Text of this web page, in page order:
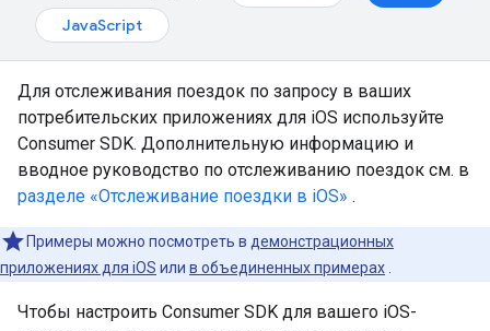
JavaScript
Для отслеживания поездок по запросу в ваших
потребительских приложениях для iOS используйте
Consumer SDK. Дополнительную информацию и
вводное руководство по отслеживанию поездок см. в
разделе «Отслеживание поездки в iOS» .
Примеры можно посмотреть в демонстрационных
приложениях для iOS или в объединенных примерах
Чтобы настроить Consumer SDK для вашего iOS-